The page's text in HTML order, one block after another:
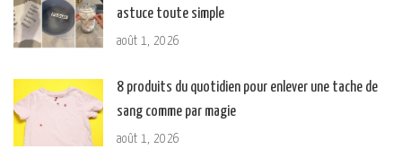
astuce toute simple
août 1, 2026
8 produits du quotidien pour enlever une tache de
sang comme par magie
août 1, 2026